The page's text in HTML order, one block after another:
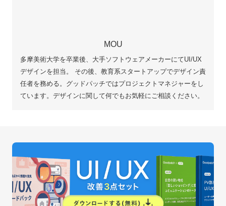
MOU
多摩美術大学を卒業後、大手ソフトウェアメーカーにてUI/UX
デザインを担当。 その後、教育系スタートアップでデザイン責
任者を務める。グッドパッチではプロジェクトマネジャーをし
ています。デザインに関して何でもお気軽にご相談ください。